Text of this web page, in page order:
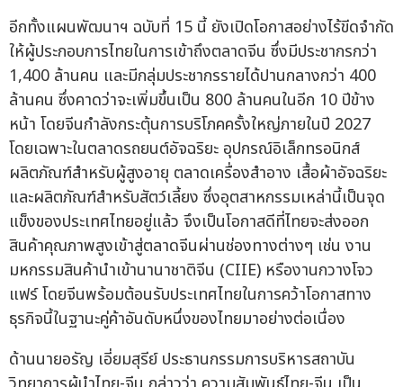
อีกทั้งแผนพัฒนาฯ ฉบับที่ 15 นี้ ยังเปิดโอกาสอย่างไร้ขีดจำกัด
ให้ผู้ประกอบการไทยในการเข้าถึงตลาดจีน ซึ่งมีประชากรกว่า
1,400 ล้านคน และมีกลุ่มประชากรรายได้ปานกลางกว่า 400
ล้านคน ซึ่งคาดว่าจะเพิ่มขึ้นเป็น 800 ล้านคนในอีก 10 ปีข้าง
หน้า โดยจีนกำลังกระตุ้นการบริโภคครั้งใหญ่ภายในปี 2027
โดยเฉพาะในตลาดรถยนต์อัจฉริยะ อุปกรณ์อิเล็กทรอนิกส์
ผลิตภัณฑ์สำหรับผู้สูงอายุ ตลาดเครื่องสำอาง เสื้อผ้าอัจฉริยะ
และผลิตภัณฑ์สำหรับสัตว์เลี้ยง ซึ่งอุตสาหกรรมเหล่านี้เป็นจุด
แข็งของประเทศไทยอยู่แล้ว จึงเป็นโอกาสดีที่ไทยจะส่งออก
สินค้าคุณภาพสูงเข้าสู่ตลาดจีนผ่านช่องทางต่างๆ เช่น งาน
มหกรรมสินค้านำเข้านานาชาติจีน (CIIE) หรืองานกวางโจว
แฟร์ โดยจีนพร้อมต้อนรับประเทศไทยในการคว้าโอกาสทาง
ธุรกิจนี้ในฐานะคู่ค้าอันดับหนึ่งของไทยมาอย่างต่อเนื่อง
ด้านนายอรัญ เอี่ยมสุรีย์ ประธานกรรมการบริหารสถาบัน